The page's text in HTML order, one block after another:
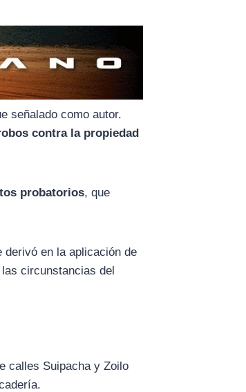
señalado como autor.
contra la propiedad
probatorios, que
derivó en la aplicación de
circunstancias del
calles Suipacha y Zoilo